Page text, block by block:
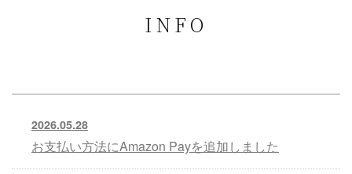
INFO
2026.05.28
お支払い方法にAmazon Payを追加しました